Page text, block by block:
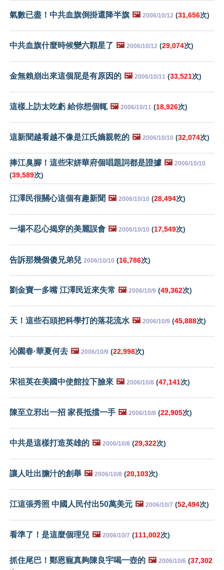
氣數已盡！中共血旗倒掛還降半旗 🖼️ 2006/10/12 (31,656次)
中共血旗什麼時候變六顆星了 🖼️ 2006/10/12 (29,074次)
金無賴崩出來這個屁是有原因的 🖼️ 2006/10/11 (33,521次)
這樣上訪太吃虧 給你想個輒 🖼️ 2006/10/11 (18,926次)
這新聞越看越不像是江氏嫡親乾的 🖼️ 2006/10/10 (32,074次)
捧江臭腳！這些宋姘華府個唱題詞都是證據 🖼️ 2006/10/10
(39,589次)
江澤民很關心這個有趣新聞 🖼️ 2006/10/10 (28,494次)
一場不忍心揭穿的美麗誤會 🖼️ 2006/10/10 (17,549次)
告訴那幾個傻兄弟兒 2006/10/10 (16,786次)
劉金寶一多嘴 江澤民近來失常 🖼️ 2006/10/9 (49,362次)
天！這些石頭把科學打的落花流水 🖼️ 2006/10/9 (45,888次)
沁園春·華夏何去 🖼️ 2006/10/9 (22,998次)
宋祖英在美國中使館拉下臉來 🖼️ 2006/10/8 (47,141次)
陳至立邪出一招 家長抵擋一手 🖼️ 2006/10/8 (22,905次)
中共是這樣打造英雄的 🖼️ 2006/10/8 (29,322次)
讓人吐出膽汁的創舉 🖼️ 2006/10/8 (20,103次)
江這張秀照 中國人民付出50萬美元 🖼️ 2006/10/7 (52,494次)
看準了！是這麼個理兒 🖼️ 2006/10/7 (111,002次)
抓住尾巴！鄭恩寵真夠陳良宇喝一壺的 🖼️ 2006/10/6 (37,302